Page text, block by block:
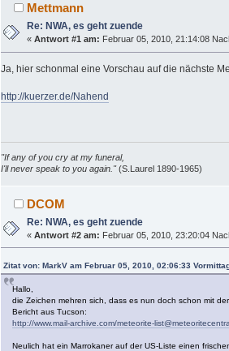
Mettmann
Re: NWA, es geht zuende
«Antwort #1 am: Februar 05, 2010, 21:14:08
Ja, hier schonmal eine Vorschau auf die nächste
http://kuerzer.de/Nahend
"If any of you cry at my funeral,
I'll never speak to you again."(S.Laurel 1890-1965)
DCOM
Re: NWA, es geht zuende
«Antwort #2 am: Februar 05, 2010, 23:20:04
Zitat von: MarkV am Februar 05, 2010, 02:06:33
Hallo,
die Zeichen mehren sich, dass es nun doch schon mit der
Bericht aus Tucson:
http://www.mail-archive.com/meteorite-
Neulich hat ein Marrokaner auf der US-Liste einen